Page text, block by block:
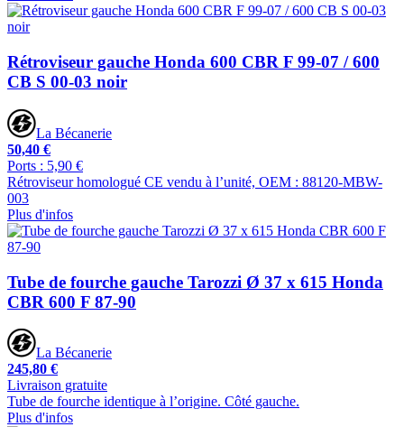
Rétroviseur gauche Honda 600 CBR F 99-07 / 600
CB S 00-03 noir
La Bécanerie
50,40 €
Ports : 5,90 €
Rétroviseur homologué CE vendu à l’unité, OEM : 88120-MBW-
003
Plus d'infos
Tube de fourche gauche Tarozzi Ø 37 x 615 Honda
CBR 600 F 87-90
La Bécanerie
245,80 €
Livraison gratuite
Tube de fourche identique à l’origine. Côté gauche.
Plus d'infos